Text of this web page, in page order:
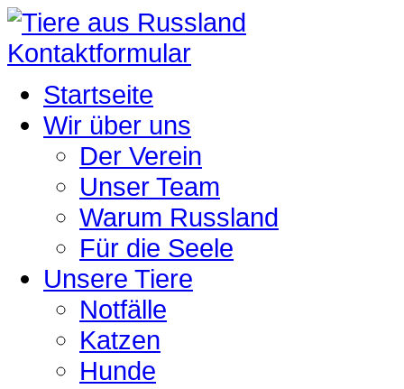
Kontaktformular
Startseite
Wir über uns
Der Verein
Unser Team
Warum Russland
Für die Seele
Unsere Tiere
Notfälle
Katzen
Hunde